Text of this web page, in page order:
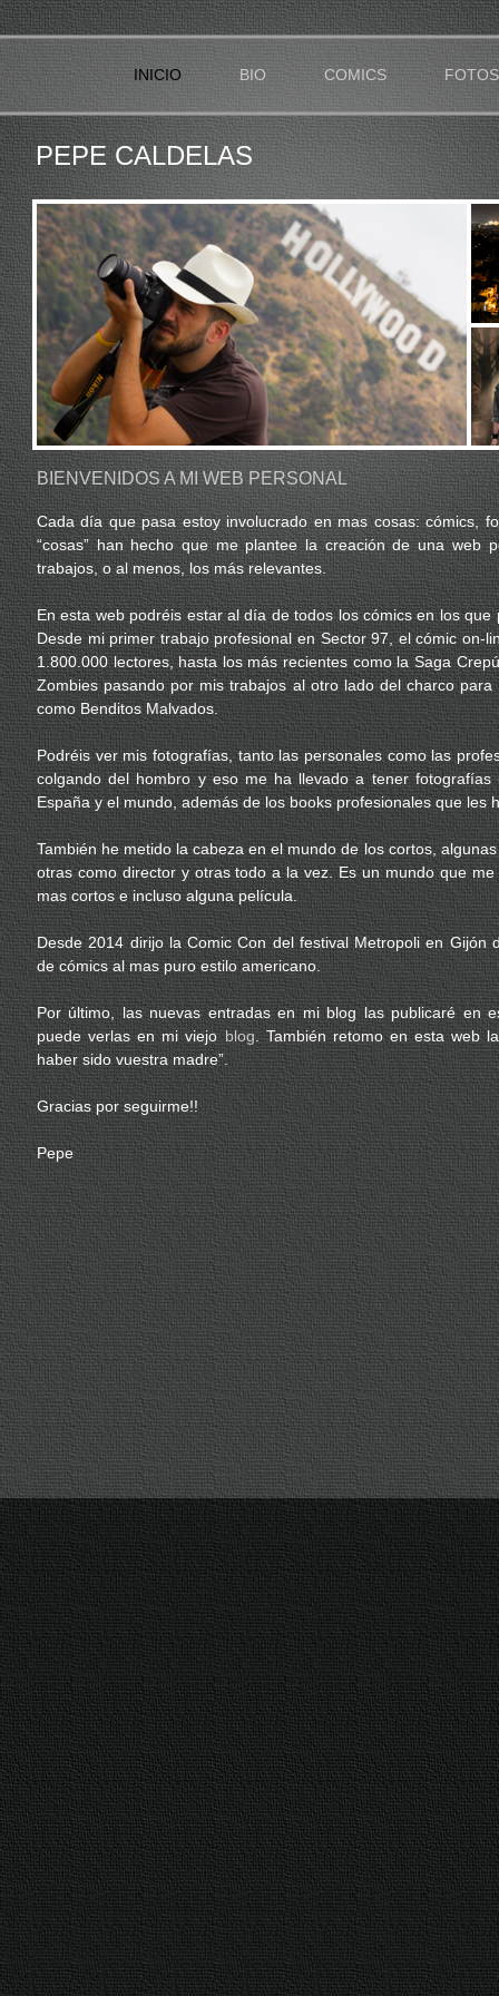
INICIO BIO COMICS FOTOS
PEPE CALDELAS
Cada día que pasa estoy involucrado en mas cosas: cómics,
“cosas” han hecho que me plantee la creación de una web
trabajos, o al menos, los más relevantes.
En esta web podréis estar al día de todos los cómics en los
Desde mi primer trabajo profesional en Sector 97, el cómic on-
1.800.000 lectores, hasta los más recientes como la Saga
Zombies pasando por mis trabajos al otro lado del charco
como Benditos Malvados.
Podréis ver mis fotografías, tanto las personales como las
colgando del hombro y eso me ha llevado a tener
España y el mundo, además de los books profesionales que les
También he metido la cabeza en el mundo de los cortos,
otras como director y otras todo a la vez. Es un mundo que
mas cortos e incluso alguna película.
Desde 2014 dirijo la Comic Con del festival Metropoli en Gijón
de cómics al mas puro estilo americano.
Por último, las nuevas entradas en mi blog las publicaré en
puede verlas en mi viejo blog . También retomo en esta web
haber sido vuestra madre”.
Gracias por seguirme!!
Pepe
BIENVENIDOS A MI WEB PERSONAL